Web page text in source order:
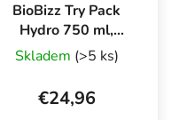
BioBizz Try Pack
Hydro 750 ml,
sada hnojív
Skladem (>5 ks)
€24,96